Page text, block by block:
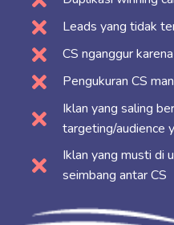
Leads yang tidak
CS nganggur
Pengukuran CS
Iklan yang saling
targeting/audience
Iklan yang musti di
seimbang antar CS